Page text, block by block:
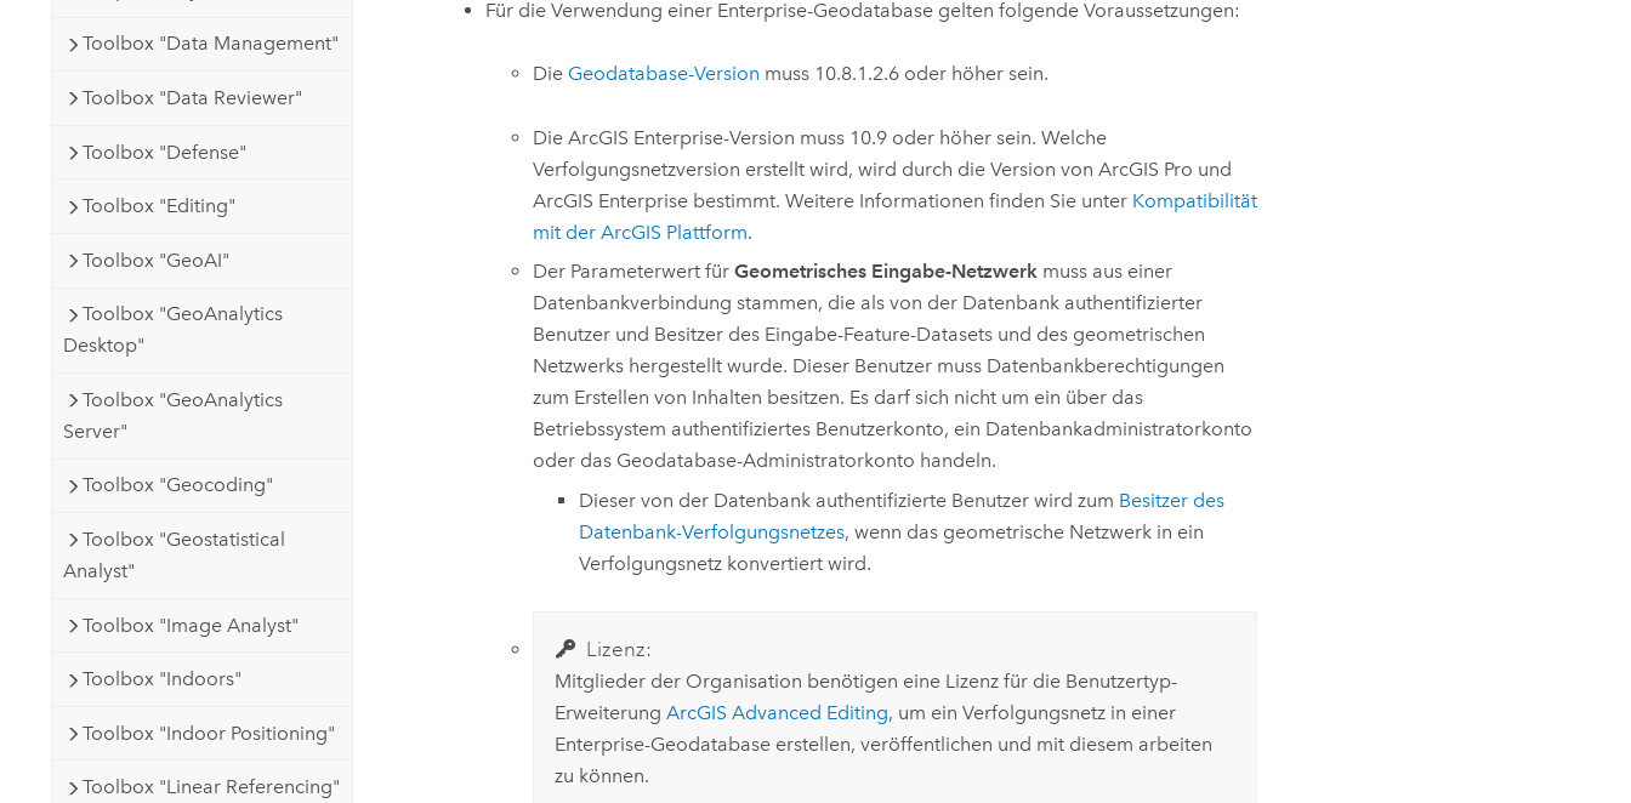
Toolbox "Data Management"
Toolbox "Data Reviewer"
Toolbox "Defense"
Toolbox "Editing"
Toolbox "GeoAI"
Toolbox "GeoAnalytics
Desktop"
Toolbox "GeoAnalytics
Server"
Toolbox "Geocoding"
Toolbox "Geostatistical
Analyst"
Toolbox "Image Analyst"
Toolbox "Indoors"
Toolbox "Indoor Positioning"
Toolbox "Linear Referencing"
Für die Verwendung einer Enterprise-Geodatabase gelten folgende Voraussetzungen:
Die Geodatabase-Version muss 10.8.1.2.6 oder höher sein.
Die ArcGIS Enterprise-Version muss 10.9 oder höher sein. Welche
Verfolgungsnetzversion erstellt wird, wird durch die Version von ArcGIS Pro und
ArcGIS Enterprisebestimmt. Weitere Informationen finden Sie unter Kompatibilität
mit der ArcGIS Plattform.
Der Parameterwert für Geometrisches Eingabe-Netzwerkmuss aus einer
Datenbankverbindung stammen, die als von der Datenbank authentifizierter
Benutzer und Besitzer des Eingabe-Feature-Datasets und des geometrischen
Netzwerks hergestellt wurde. Dieser Benutzer muss Datenbankberechtigungen
zum Erstellen von Inhalten besitzen. Es darf sich nicht um ein über das
Betriebssystem authentifiziertes Benutzerkonto, ein Datenbankadministratorkonto
oder das Geodatabase-Administratorkonto handeln.
Dieser von der Datenbank authentifizierte Benutzer wird zum Besitzer des
Datenbank-Verfolgungsnetzes, wenn das geometrische Netzwerk in ein
Verfolgungsnetz konvertiert wird.
Lizenz:
Mitglieder der Organisation benötigen eine Lizenz für die Benutzertyp-
ErweiterungArcGIS Advanced Editing, um ein Verfolgungsnetz in einer
Enterprise-Geodatabase erstellen, veröffentlichen und mit diesem arbeiten
zu können.